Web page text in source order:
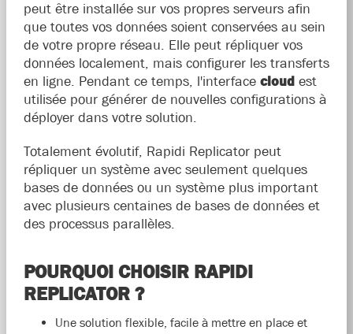
peut être installée sur vos propres serveurs afin
que toutes vos données soient conservées au sein
de votre propre réseau. Elle peut répliquer vos
données localement, mais configurer les transferts
en ligne. Pendant ce temps, l'interface cloud est
utilisée pour générer de nouvelles configurations à
déployer dans votre solution.
Totalement évolutif, Rapidi Replicator peut
répliquer un système avec seulement quelques
bases de données ou un système plus important
avec plusieurs centaines de bases de données et
des processus parallèles.
POURQUOI CHOISIR RAPIDI
REPLICATOR ?
Une solution flexible, facile à mettre en place et